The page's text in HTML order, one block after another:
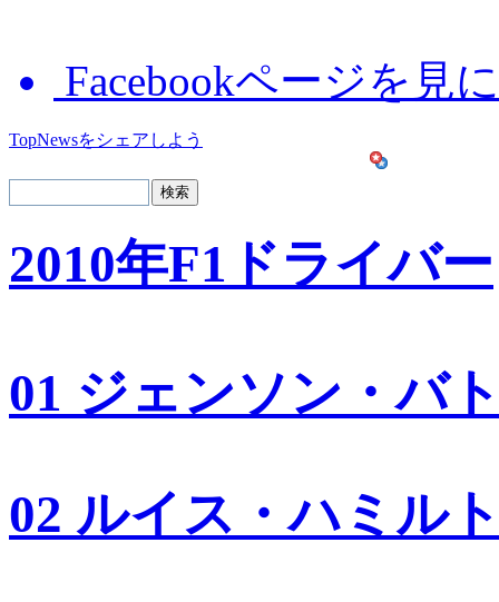
Facebookページを見
TopNewsをシェアしよう
2010年F1ドライバー
01 ジェンソン・バ
02 ルイス・ハミル